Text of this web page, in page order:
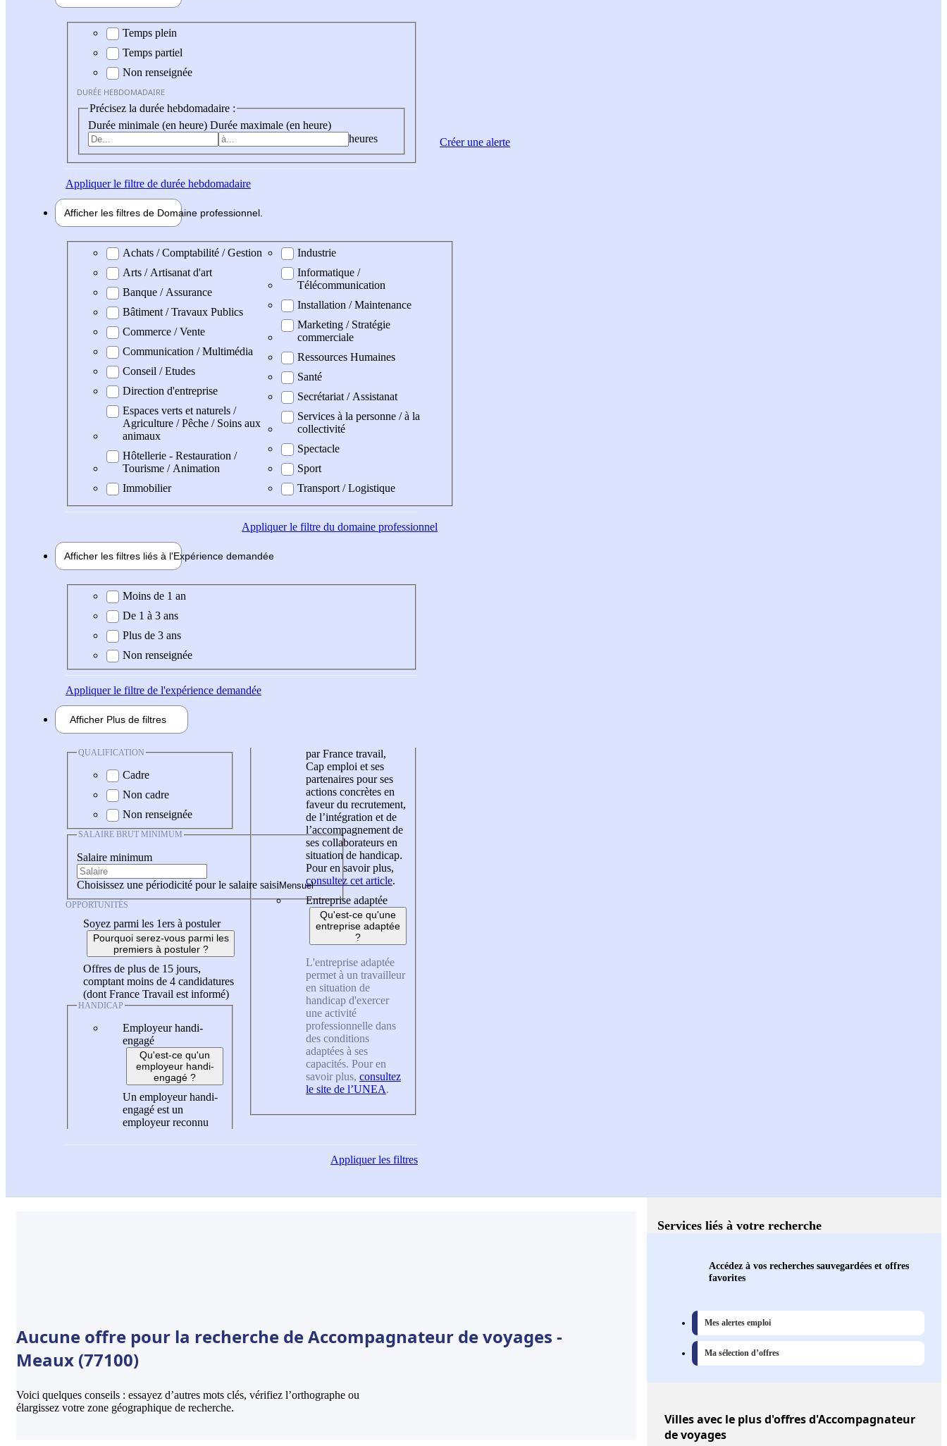
Durée hebdomadaire
Temps plein
Temps partiel
Non renseignée
DURÉE HEBDOMADAIRE
Précisez la durée hebdomadaire :
Durée minimale (en heure) Durée maximale (en heure)
heures
Appliquerle filtre de durée hebdomadaire
Afficher les filtres de Domaine professionnel
Domaine professionel
Achats / Comptabilité / Gestion
Arts / Artisanat d'art
Banque / Assurance
Bâtiment / Travaux Publics
Commerce / Vente
Communication / Multimédia
Conseil / Etudes
Direction d'entreprise
Espaces verts et naturels /
Agriculture / Pêche / Soins aux
animaux
Hôtellerie - Restauration /
Tourisme / Animation
Immobilier
Industrie
Informatique /
Télécommunication
Installation / Maintenance
Marketing / Stratégie
commerciale
Ressources Humaines
Santé
Secrétariat / Assistanat
Services à la personne / à la
collectivité
Spectacle
Sport
Transport / Logistique
Appliquerle filtre du domaine professionnel
Afficher les filtres liés à l'Expérience demandée
Expérience demandée
Moins de 1 an
De 1 à 3 ans
Plus de 3 ans
Non renseignée
Appliquerle filtre de l'expérience demandée
Afficher Plus de filtres
QUALIFICATION
Cadre
Non cadre
Non renseignée
SALAIRE BRUT MINIMUM
Salaire minimum
Choisissez une périodicité pour le salaire saisi
OPPORTUNITÉS
Soyez parmi les 1ers à postuler
Pourquoi serez-vous parmi les
premiers à postuler ?
Offres de plus de 15 jours,
comptant moins de 4 candidatures
(dont France Travail est informé)
HANDICAP
Employeur handi-
engagé
Qu'est-ce qu'un
employeur handi-
engagé ?
Un employeur handi-
engagé est un
employeur reconnu
par France travail,
Cap emploi et ses
partenaires pour ses
actions concrètes en
faveur du recrutement,
de l’intégration et de
l’accompagnement de
ses collaborateurs en
situation de handicap.
Pour en savoir plus,
consultez cet article.
Entreprise adaptée
Qu'est-ce qu'une
entreprise adaptée
?
L'entreprise adaptée
permet à un travailleur
en situation de
handicap d'exercer
une activité
professionnelle dans
des conditions
adaptées à ses
capacités. Pour en
savoir plus, consultez
le site de l’UNEA.
Appliquerles filtres
Créer une alerte
Aucune offre pour la recherche de Accompagnateur de voyages -
Meaux (77100)
Voici quelques conseils : essayez d’autres mots clés, vérifiez l’orthographe ou
élargissez votre zone géographique de recherche.
Services liés à votre recherche
Accédez à vos recherches sauvegardées et offres
favorites
Mes alertes emploi
Ma sélection d’offres
Villesavec le plus d'offres d'Accompagnateur
de voyages